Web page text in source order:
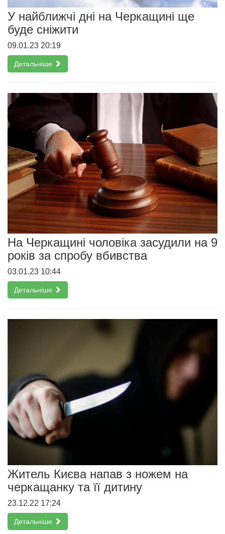
У найближчі дні на Черкащині ще
буде сніжити
09.01.23 20:19
Детальніше
На Черкащині чоловіка засудили на 9
років за спробу вбивства
03.01.23 10:44
Детальніше
Житель Києва напав з ножем на
черкащанку та її дитину
23.12.22 17:24
Детальніше